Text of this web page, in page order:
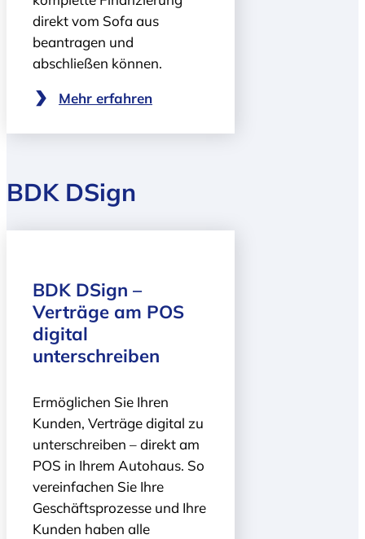
direkt vom Sofa aus
beantragen und
abschließen können.
Mehr erfahren
BDK DSign
BDK DSign –
Verträge am POS
digital
unterschreiben
Ermöglichen Sie Ihren
Kunden, Verträge digital zu
unterschreiben – direkt am
POS in Ihrem Autohaus. So
vereinfachen Sie Ihre
Geschäftsprozesse und Ihre
Kunden haben alle